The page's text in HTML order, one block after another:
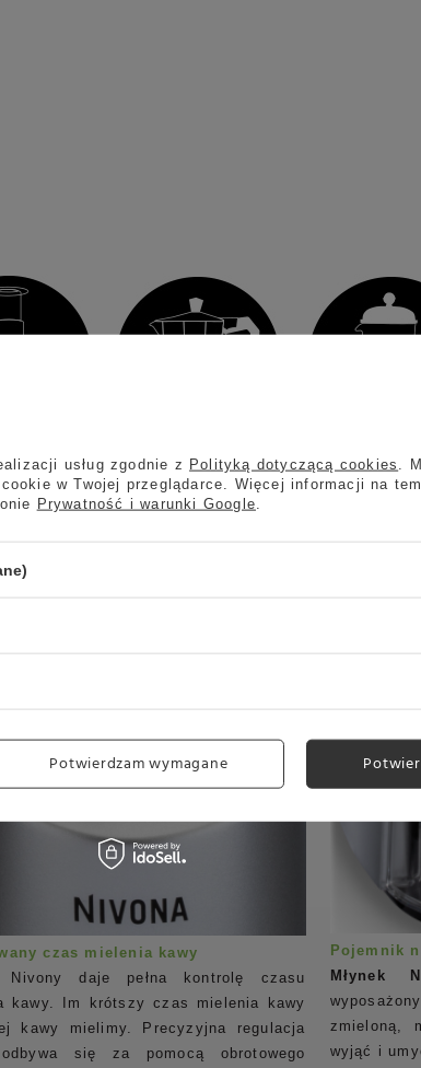
130
czas mielenia kawy
Nivony daje pełna kontrolę czasu
kawy. Im krótszy czas mielenia kawy
kawy mielimy. Precyzyjna regulacja
się za pomocą obrotowego
Pojemnik
Młynek
zmieloną,
wyjąć i
usług zgodnie z Polityką dotyczącą cookies
.
w Twojej przeglądarce. Więcej informacji na
Prywatność i warunki Google
Potwierdzam wymagane